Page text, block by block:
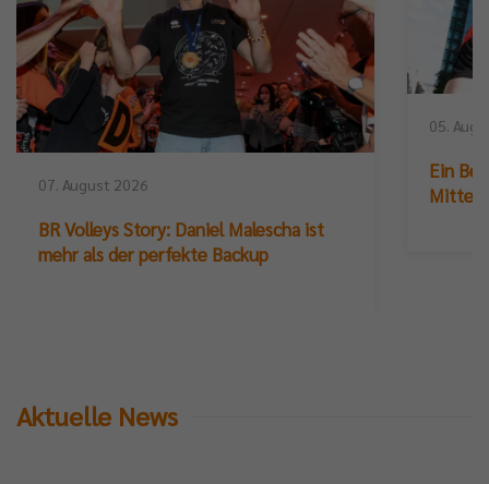
07. August 2026
BR Volleys Story: Daniel Malescha ist
mehr als der perfekte Backup
05.
Ein
Aktuelle News